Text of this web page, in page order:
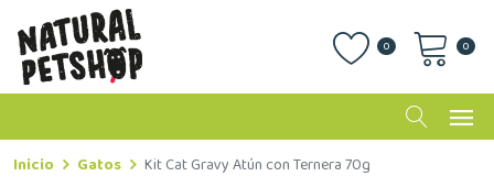
0 0
Inicio Gatos Kit Cat Gravy Atún con Ternera 70g